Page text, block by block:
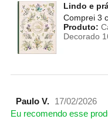
Lindo e
Comprei 3
Produto:
Decorado
Paulo V.
17/02/2026
Eu recomendo esse